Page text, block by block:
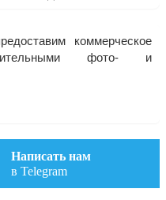
коммерческое
фото- и
Написать нам
в Telegram